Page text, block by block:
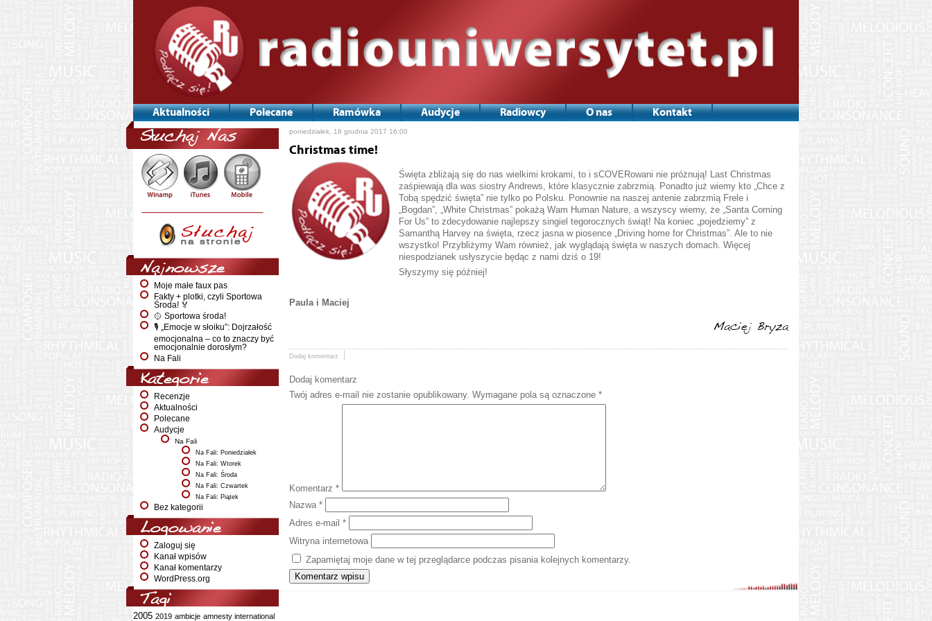
Aktualności Polecane Ramówka Audycje Radiowcy O nas Kontakt
Słuchaj Nas
Najnowsze
Moje małe faux pas
Fakty + plotki, czyli Sportowa
Środa! 🏅
🥎 Sportowa środa!
🎙️ „Emocje w słoiku”: Dojrzałość
emocjonalna – co to znaczy być
emocjonalnie dorosłym?
Na Fali
Kategorie
Recenzje
Aktualności
Polecane
Audycje
Na Fali
Na Fali: Poniedziałek
Na Fali: Wtorek
Na Fali: Środa
Na Fali: Czwartek
Na Fali: Piątek
Bez kategorii
Logowanie
Zaloguj się
Kanał wpisów
Kanał komentarzy
WordPress.org
Tagi
2005 2019 ambicje amnesty international
poniedziałek, 18 grudnia 2017 16:00
Christmas time!
Święta zbliżają się do nas wielkimi krokami, to i sCOVERowani nie próżnują! Last Christmas
zaśpiewają dla was siostry Andrews, które klasycznie zabrzmią. Ponadto już wiemy kto „Chce z
Tobą spędzić święta” nie tylko po Polsku. Ponownie na naszej antenie zabrzmią Frele i
„Bogdan”, „White Christmas” pokażą Wam Human Nature, a wszyscy wiemy, że „Santa Coming
For Us” to zdecydowanie najlepszy singiel tegorocznych świąt! Na koniec „pojedziemy” z
Samanthą Harvey na święta, rzecz jasna w piosence „Driving home for Christmas”. Ale to nie
wszystko! Przybliżymy Wam również, jak wyglądają święta w naszych domach. Więcej
niespodzianek usłyszycie będąc z nami dziś o 19!
Słyszymy się później!
Paula i Maciej
Maciej Bryza
Dodaj komentarz
Dodaj komentarz
Twój adres e-mail nie zostanie opublikowany. Wymagane pola są oznaczone *
Komentarz *
Nazwa *
Adres e-mail *
Witryna internetowa
Zapamiętaj moje dane w tej przeglądarce podczas pisania kolejnych komentarzy.